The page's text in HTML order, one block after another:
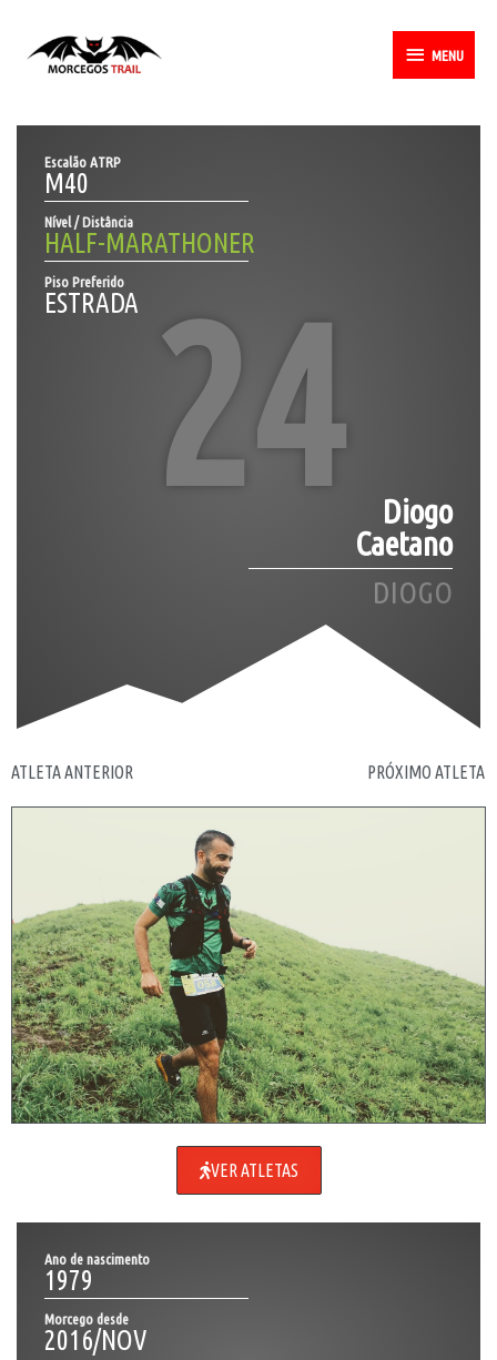
content
MENU
MENU
Escalão ATRP
M40
Nível / Distância
HALF-MARATHONER
Piso Preferido
ESTRADA 24
Diogo
Caetano
DIOGO
ATLETA ANTERIOR PRÓXIMO ATLETA
VER ATLETAS
Ano de nascimento
1979
Morcego desde
2016/NOV